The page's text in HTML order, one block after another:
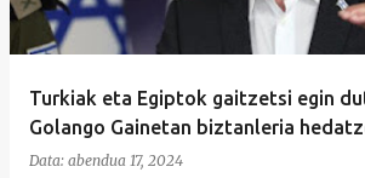
Turkiak eta Egiptok gaitzetsi egin
Golango Gainetan biztanleria
Data: abendua 17, 2024